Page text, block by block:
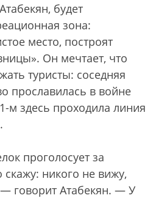
будет
зона:
место, построят
Он мечтает, что
туристы: соседняя
прославилась в войне
м здесь проходила линия
проголосует за
никого не вижу,
говорит Атабекян. — У